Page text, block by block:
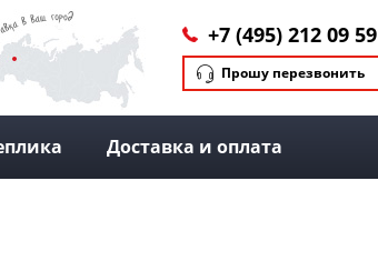
+7 (495) 212 09 59
Прошу перезвонить
Доставка и оплата